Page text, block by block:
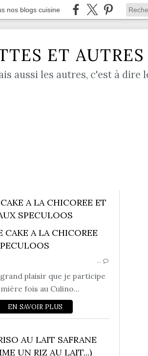
nos blogs cuisine
ET AUTRES
aussi les autres, c'est à dire
- CRÈME - MOUSSE
A LA CHICOREE ET
SPECULOOS
…
plaisir que je participe
fois au Culino...
EN SAVOIR PLUS
AU LAIT SAFRANE
UN RIZ AU LAIT...)